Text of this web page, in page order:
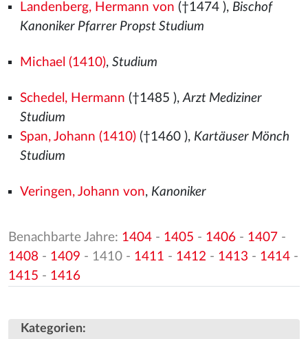
Landenberg, Hermann von (†1474 ), Bischof
Kanoniker Pfarrer Propst Studium
Michael (1410), Studium
Schedel, Hermann (†1485 ),Arzt Mediziner
Studium
Span, Johann (1410)(†1460 ), Kartäuser Mönch
Studium
Veringen, Johann von, Kanoniker
Benachbarte Jahre: 1404 - 1405 - 1406 - 1407 -
1408 - 1409 - 1410 - 1411 - 1412 - 1413 - 1414 -
1415 - 1416
Kategorien: